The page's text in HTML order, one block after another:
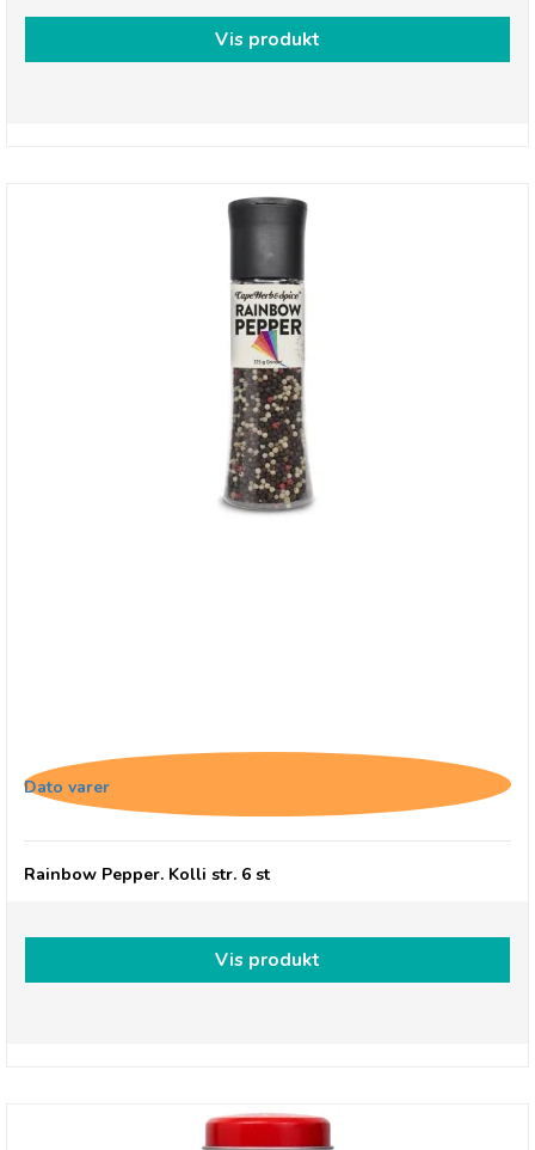
Vis produkt
Dato varer
Rainbow Pepper. Kolli str. 6 st
Vis produkt